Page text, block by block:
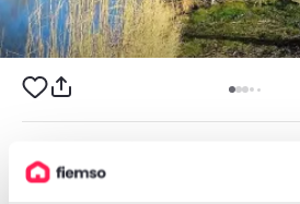
Chata, Imeľ, Slovensko